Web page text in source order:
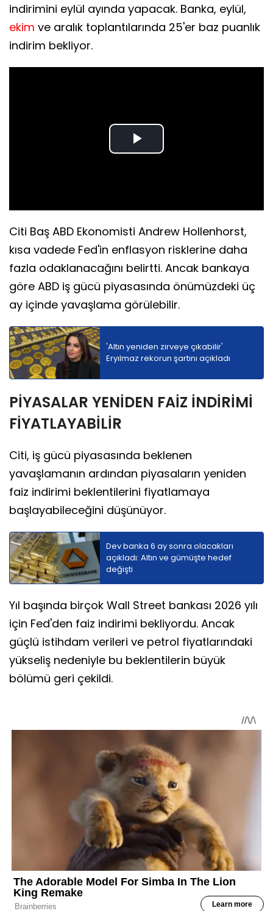
indirimini eylül ayında yapacak. Banka, eylül,
ekim ve aralık toplantılarında 25'er baz puanlık
indirim bekliyor.
Play
Citi Baş ABD Ekonomisti Andrew Hollenhorst,
kısa vadede Fed'in enflasyon risklerine daha
fazla odaklanacağını belirtti. Ancak bankaya
göre ABD iş gücü piyasasında önümüzdeki üç
ay içinde yavaşlama görülebilir.
'Altın yeniden zirveye çıkabilir'
Eryılmaz rekorun şartını açıkladı
PİYASALAR YENİDEN FAİZ İNDİRİMİ
FİYATLAYABİLİR
Citi, iş gücü piyasasında beklenen
yavaşlamanın ardından piyasaların yeniden
faiz indirimi beklentilerini fiyatlamaya
başlayabileceğini düşünüyor.
Dev banka 6 ay sonra olacakları
açıkladı: Altın ve gümüşte hedef
değişti
Yıl başında birçok Wall Street bankası 2026 yılı
için Fed'den faiz indirimi bekliyordu. Ancak
güçlü istihdam verileri ve petrol fiyatlarındaki
yükseliş nedeniyle bu beklentilerin büyük
bölümü geri çekildi.